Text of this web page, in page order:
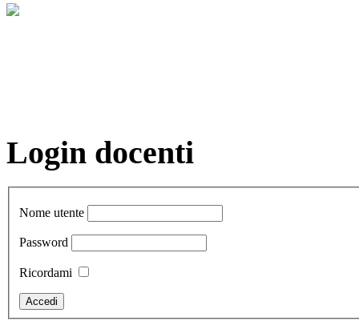
Login docenti
Nome utente
Password
Ricordami